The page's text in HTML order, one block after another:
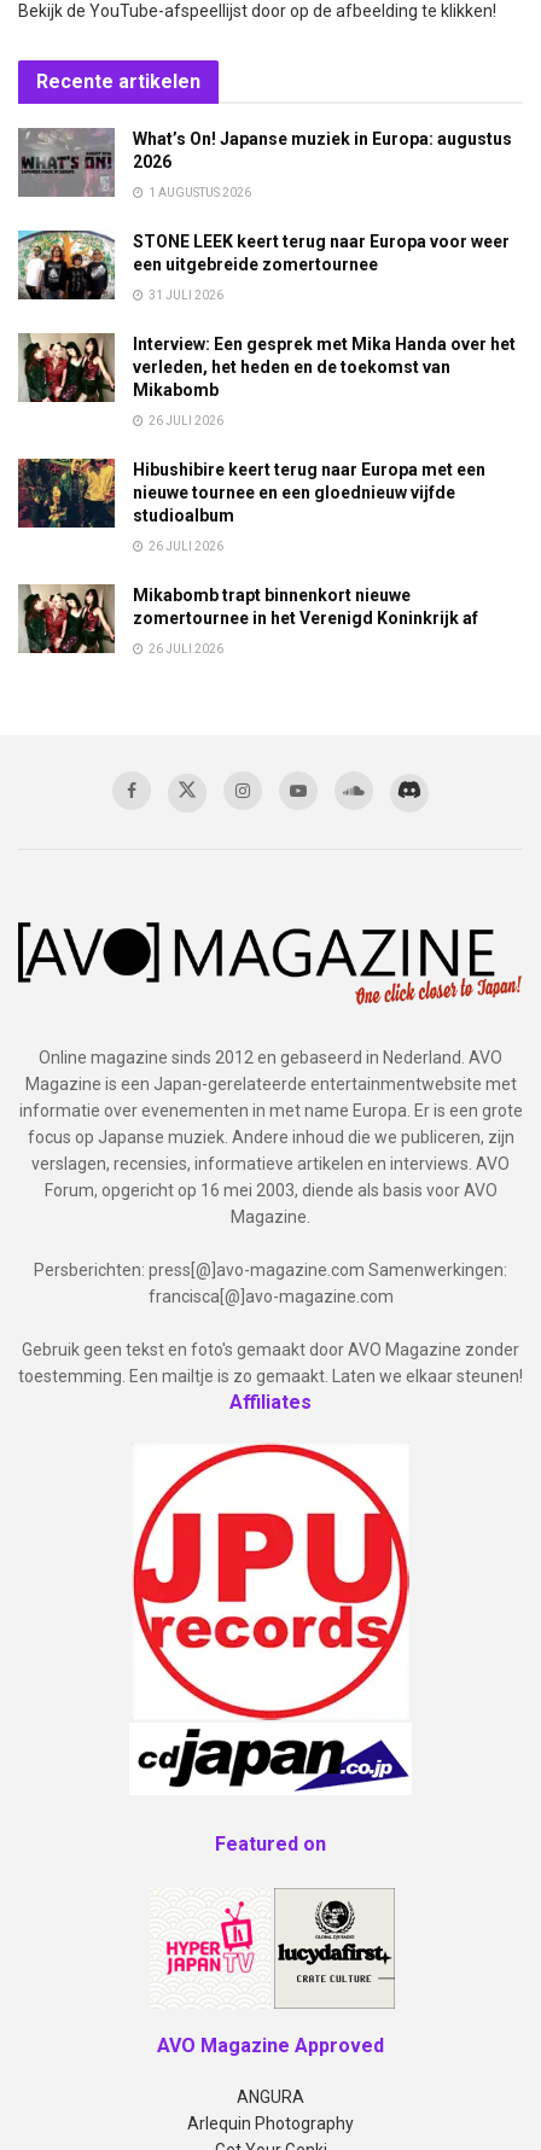
Bekijk de YouTube-afspeellijst door op de afbeelding te klikken!
Recente artikelen
What’s On! Japanse muziek in Europa: augustus
2026
1 AUGUSTUS 2026
STONE LEEK keert terug naar Europa voor weer
een uitgebreide zomertournee
31 JULI 2026
Interview: Een gesprek met Mika Handa over het
verleden, het heden en de toekomst van
Mikabomb
26 JULI 2026
Hibushibire keert terug naar Europa met een
nieuwe tournee en een gloednieuw vijfde
studioalbum
26 JULI 2026
Mikabomb trapt binnenkort nieuwe
zomertournee in het Verenigd Koninkrijk af
26 JULI 2026
Online magazine sinds 2012 en gebaseerd in Nederland. AVO
Magazine is een Japan-gerelateerde entertainmentwebsite met
informatie over evenementen in met name Europa. Er is een grote
focus op Japanse muziek. Andere inhoud die we publiceren, zijn
verslagen, recensies, informatieve artikelen en interviews. AVO
Forum, opgericht op 16 mei 2003, diende als basis voor AVO
Magazine.
Persberichten: press[@]avo-magazine.com Samenwerkingen:
francisca[@]avo-magazine.com
Gebruik geen tekst en foto's gemaakt door AVO Magazine zonder
toestemming. Een mailtje is zo gemaakt. Laten we elkaar steunen!
Affiliates
Featured on
AVO Magazine Approved
ANGURA
Arlequin Photography